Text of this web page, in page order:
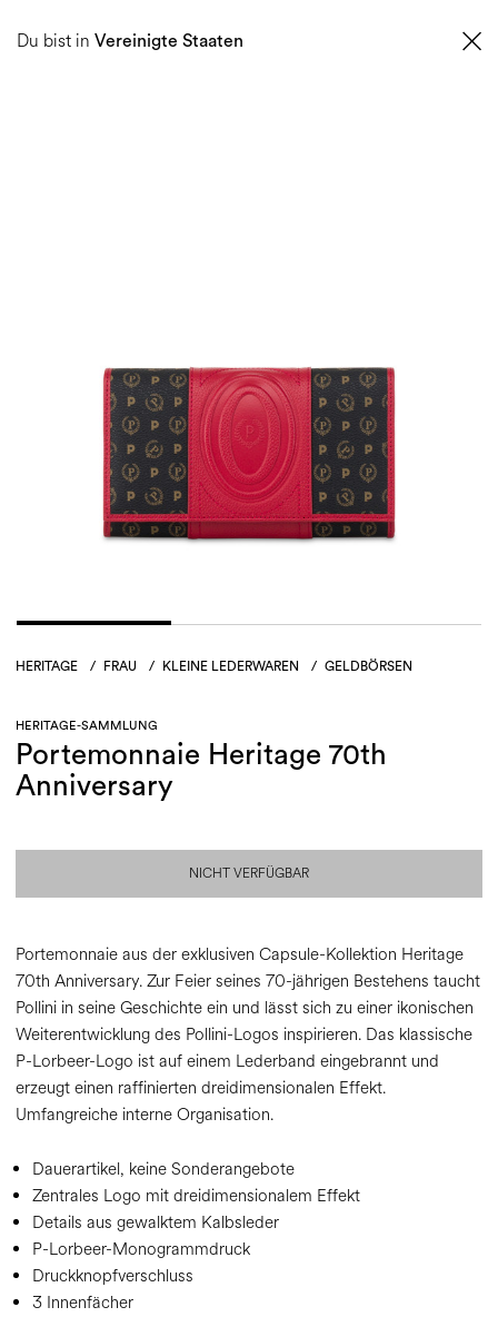
Du bist in Vereinigte Staaten
HERITAGE / FRAU / KLEINE LEDERWAREN / GELDBÖRSEN
HERITAGE-SAMMLUNG
Portemonnaie Heritage 70th
Anniversary
NICHT VERFÜGBAR
Portemonnaie aus der exklusiven Capsule-Kollektion Heritage
70th Anniversary. Zur Feier seines 70-jährigen Bestehens taucht
Pollini in seine Geschichte ein und lässt sich zu einer ikonischen
Weiterentwicklung des Pollini-Logos inspirieren. Das klassische
P-Lorbeer-Logo ist auf einem Lederband eingebrannt und
erzeugt einen raffinierten dreidimensionalen Effekt.
Umfangreiche interne Organisation.
Dauerartikel, keine Sonderangebote
Zentrales Logo mit dreidimensionalem Effekt
Details aus gewalktem Kalbsleder
P-Lorbeer-Monogrammdruck
Druckknopfverschluss
3 Innenfächer